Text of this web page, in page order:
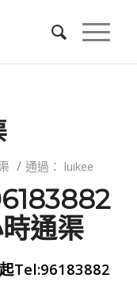
/ 通過：luikee
通渠
Tel:96183882